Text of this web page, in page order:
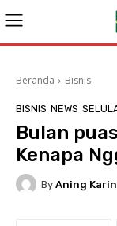
Beranda Bisnis
BISNIS NEWS
Bulan
Kenapa
By Aning